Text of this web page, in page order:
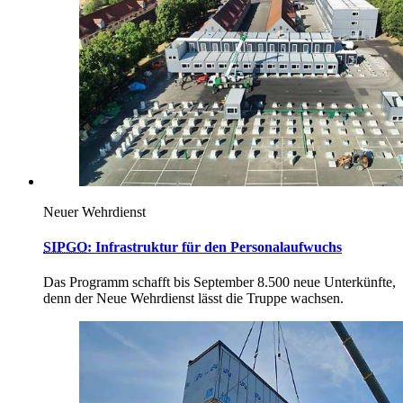
Neuer Wehrdienst
SIPGO: Infrastruktur für den Personalaufwuchs
Das Programm schafft bis September 8.500 neue Unterkünfte,
denn der Neue Wehrdienst lässt die Truppe wachsen.